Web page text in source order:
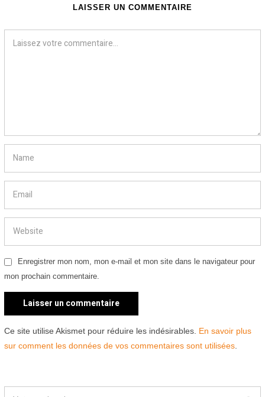
LAISSER UN COMMENTAIRE
Enregistrer mon nom, mon e-mail et mon site dans le navigateur pour
mon prochain commentaire.
Ce site utilise Akismet pour réduire les indésirables. En savoir plus
sur comment les données de vos commentaires sont utilisées.